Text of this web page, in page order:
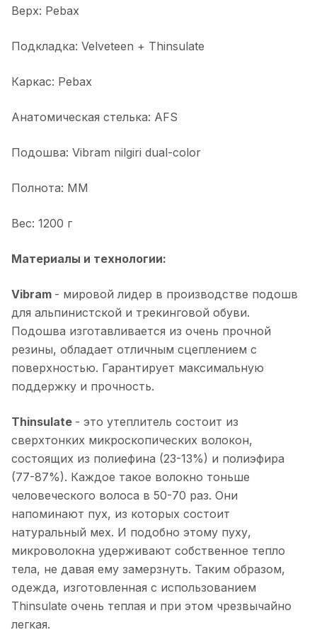
Верх: Pebax
Подкладка: Velveteen + Thinsulate
Каркас: Pebax
Анатомическая стелька: AFS
Подошва: Vibram nilgiri dual-color
Полнота: MM
Вес: 1200 г
Материалы и технологии:
Vibram - мировой лидер в производстве подошв
для альпинистской и трекинговой обуви.
Подошва изготавливается из очень прочной
резины, обладает отличным сцеплением с
поверхностью. Гарантирует максимальную
поддержку и прочность.
Thinsulate - это утеплитель состоит из
сверхтонких микроскопических волокон,
состоящих из полиефина (23-13%) и полиэфира
(77-87%). Каждое такое волокно тоньше
человеческого волоса в 50-70 раз. Они
напоминают пух, из которых состоит
натуральный мех. И подобно этому пуху,
микроволокна удерживают собственное тепло
тела, не давая ему замерзнуть. Таким образом,
одежда, изготовленная с использованием
Thinsulate очень теплая и при этом чрезвычайно
легкая.